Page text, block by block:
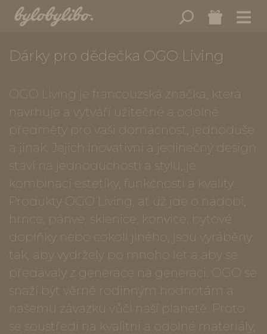
Dárky pro dědečka OGO Living
OGO Living je francouzská značka, která
navrhuje a vytváří užitečné a odolné
předměty pro vaši domácnost, jednoduše
a jinak. Jejich inovativní a jedinečný design
staví na jednoduchosti a stylu, je
kombinací estetiky, funkčnosti a kvality.
Produkty OGO Living, ať už jde o nádobí,
hrnce, pánve, sklenice, konvice, bytové
doplňky nebo cokoli jiného, jsou vyráběny
tak, aby vydržely po mnoho let a aby se
předávaly z generace na generaci. OGO se
snaží být věrné rodinným hodnotám a
našemu závazku vůči naší planetě. Proto
se soustředí na kvalitní a odolné materiály,